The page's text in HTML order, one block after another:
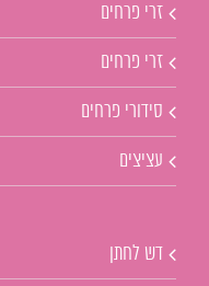
זרי פרחים
זרי פרחים
סידורי פרחים
עציצים
דש לחתן